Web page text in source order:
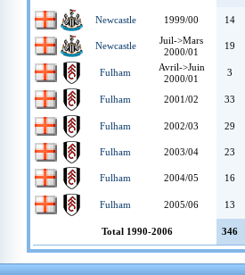
Newcastle 1999/00 14
Newcastle
Juil->Mars
2000/01
19
Fulham
Avril->Juin
2000/01
3
Fulham 2001/02 33
Fulham 2002/03 29
Fulham 2003/04 23
Fulham 2004/05 16
Fulham 2005/06 13
Total 1990-2006 346